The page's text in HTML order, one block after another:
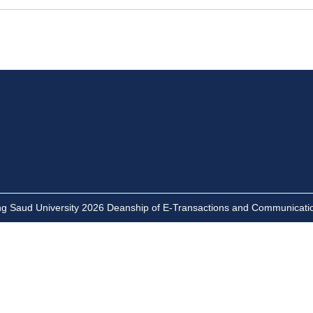
Saud University 2026 Deanship of E-Transactions and